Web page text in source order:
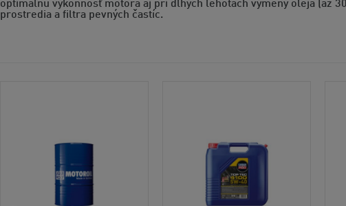
optimálnu výkonnosť motora aj pri dlhých lehotách výmeny oleja (až
prostredia a filtra pevných častíc.